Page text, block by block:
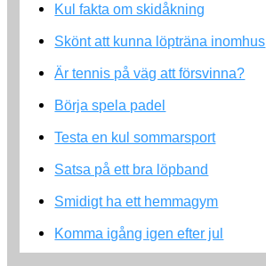
Kul fakta om skidåkning
Skönt att kunna löpträna inomhus
Är tennis på väg att försvinna?
Börja spela padel
Testa en kul sommarsport
Satsa på ett bra löpband
Smidigt ha ett hemmagym
Komma igång igen efter jul